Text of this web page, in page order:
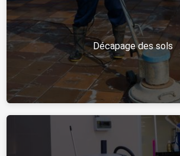
Décapage des sols